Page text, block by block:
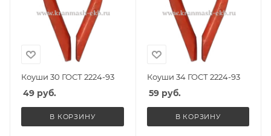
Коуши 30 ГОСТ 2224-93
49 руб.
В КОРЗИНУ
Коуши 34 ГОСТ 2224-93
59руб.
В КОРЗИНУ